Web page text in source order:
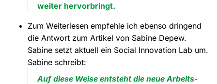
weiter hervorbringt.
Zum Weiterlesen empfehle ich ebenso dringend
die Antwort zum Artikel von Sabine Depew.
Sabine setzt aktuell ein Social Innovation Lab um.
Sabine schreibt:
Auf diese Weise entsteht die neue Arbeits-